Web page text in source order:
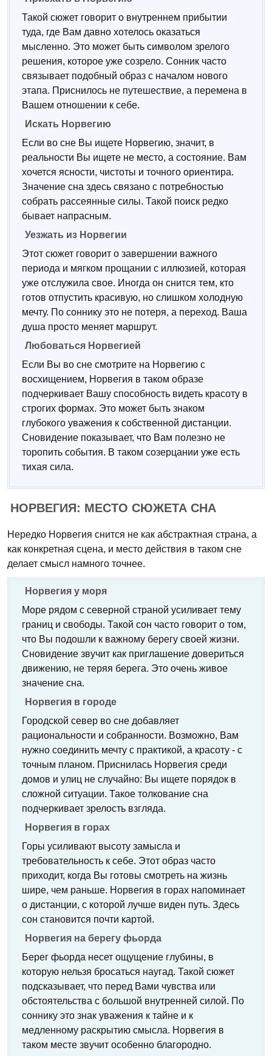
Такой сюжет говорит о внутреннем прибытии
туда, где Вам давно хотелось оказаться
мысленно. Это может быть символом зрелого
решения, которое уже созрело. Сонник часто
связывает подобный образ с началом нового
этапа. Приснилось не путешествие, а перемена в
Вашем отношении к себе.
Искать Норвегию
Если во сне Вы ищете Норвегию, значит, в
реальности Вы ищете не место, а состояние. Вам
хочется ясности, чистоты и точного ориентира.
Значение сна здесь связано с потребностью
собрать рассеянные силы. Такой поиск редко
бывает напрасным.
Уезжать из Норвегии
Этот сюжет говорит о завершении важного
периода и мягком прощании с иллюзией, которая
уже отслужила свое. Иногда он снится тем, кто
готов отпустить красивую, но слишком холодную
мечту. По соннику это не потеря, а переход. Ваша
душа просто меняет маршрут.
Любоваться Норвегией
Если Вы во сне смотрите на Норвегию с
восхищением, Норвегия в таком образе
подчеркивает Вашу способность видеть красоту в
строгих формах. Это может быть знаком
глубокого уважения к собственной дистанции.
Сновидение показывает, что Вам полезно не
торопить события. В таком созерцании уже есть
тихая сила.
НОРВЕГИЯ: МЕСТО СЮЖЕТА СНА
Нередко Норвегия снится не как абстрактная страна, а
как конкретная сцена, и место действия в таком сне
делает смысл намного точнее.
Норвегия у моря
Море рядом с северной страной усиливает тему
границ и свободы. Такой сон часто говорит о том,
что Вы подошли к важному берегу своей жизни.
Сновидение звучит как приглашение довериться
движению, не теряя берега. Это очень живое
значение сна.
Норвегия в городе
Городской север во сне добавляет
рациональности и собранности. Возможно, Вам
нужно соединить мечту с практикой, а красоту - с
точным планом. Приснилась Норвегия среди
домов и улиц не случайно: Вы ищете порядок в
сложной ситуации. Такое толкование сна
подчеркивает зрелость взгляда.
Норвегия в горах
Горы усиливают высоту замысла и
требовательность к себе. Этот образ часто
приходит, когда Вы готовы смотреть на жизнь
шире, чем раньше. Норвегия в горах напоминает
о дистанции, с которой лучше виден путь. Здесь
сон становится почти картой.
Норвегия на берегу фьорда
Берег фьорда несет ощущение глубины, в
которую нельзя бросаться наугад. Такой сюжет
подсказывает, что перед Вами чувства или
обстоятельства с большой внутренней силой. По
соннику это знак уважения к тайне и к
медленному раскрытию смысла. Норвегия в
таком месте звучит особенно благородно.